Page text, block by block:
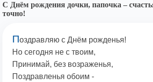
С Днём рождения дочки, папочка –
точно!
Поздравляю с Днём рожденья!
Но сегодня не с твоим,
Принимай, без возраженья,
Поздравленья обоим -